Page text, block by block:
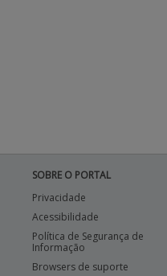
SOBRE O PORTAL
Privacidade
Acessibilidade
Política de Segurança de
Informação
Browsers de suporte